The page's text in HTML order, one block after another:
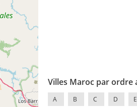
Villes Maroc par ordre
A B C D E